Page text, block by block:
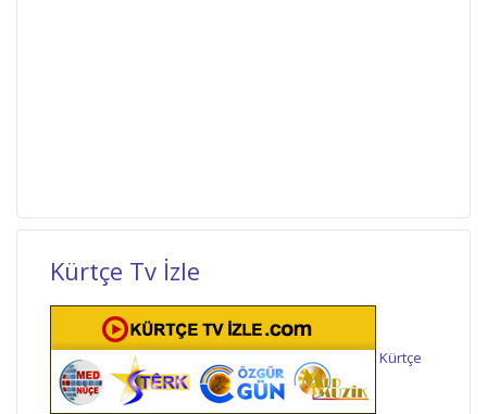
Kürtçe Tv İzle
Kürtçe